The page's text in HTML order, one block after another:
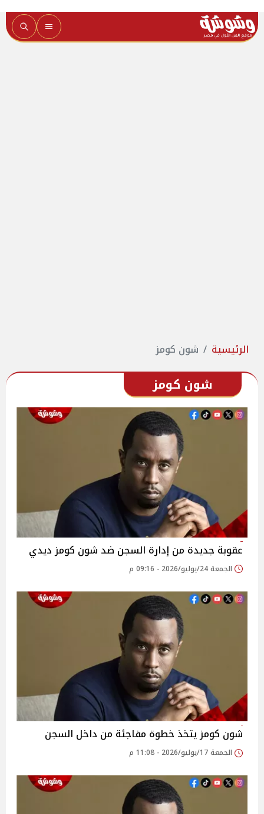
الرئيسية شون كومز
شون كومز
عقوبة جديدة من إدارة السجن ضد شون كومز ديدي
الجمعة 24/يوليو/2026 - 09:16 م
شون كومز يتخذ خطوة مفاجئة من داخل السجن
الجمعة 17/يوليو/2026 - 11:08 م